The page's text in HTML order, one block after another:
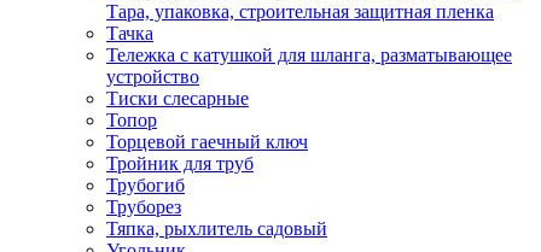
Тара, упаковка, строительная защитная пленка
Тачка
Тележка с катушкой для шланга, разматывающее
устройство
Тиски слесарные
Топор
Торцевой гаечный ключ
Тройник для труб
Трубогиб
Труборез
Тяпка, рыхлитель садовый